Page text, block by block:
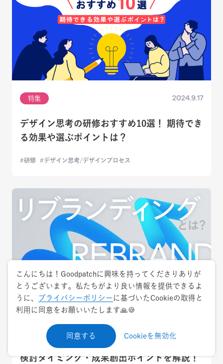
特集 2024.9.17
デザイン思考の研修おすすめ10選！ 期待でき
る効果や選ぶポイントは？
研修 デザイン思考/デザインプロセス
リブランディングとは？進め方・成功事例・
検討タイミング・成果創出ポイントを解説！
こんにちは！Goodpatchに興味を持ってくださりありが
とうございます。私たちがより良い情報を提供できるよ
うに、
プライバシーポリシー に基づいたCookieの取得と
利用に同意をお願いいたします🙏🍪
同意する Cookieを無効化